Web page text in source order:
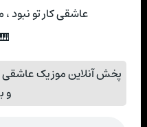
عاشقی کار تو
پخش آنلاین موزیک عاشقی
و